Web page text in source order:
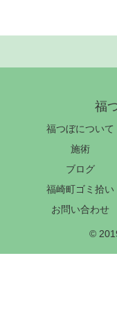
福
福つぼについて
施術
ブログ
福崎町ゴミ拾い
お問い合わせ
©